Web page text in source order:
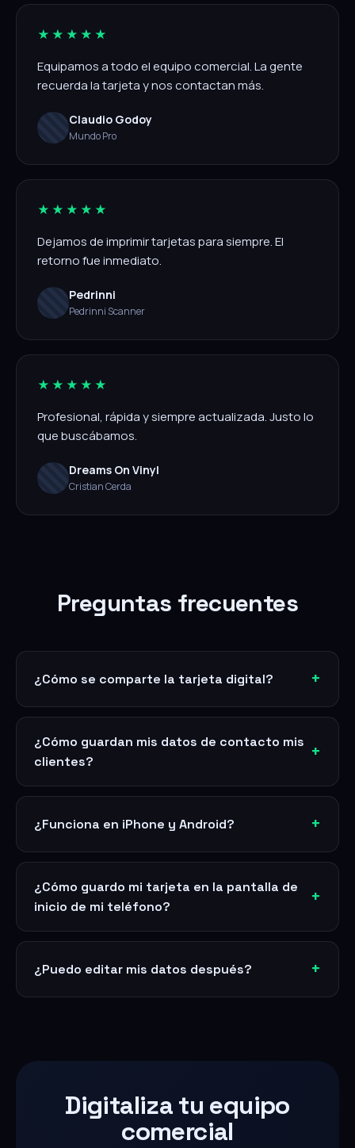
★★★★★
Equipamos a todo el equipo comercial. La gente
recuerda la tarjeta y nos contactan más.
Claudio Godoy
Mundo Pro
★★★★★
Dejamos de imprimir tarjetas para siempre. El
retorno fue inmediato.
Pedrinni
Pedrinni Scanner
★★★★★
Profesional, rápida y siempre actualizada. Justo lo
que buscábamos.
Dreams On Vinyl
Cristian Cerda
Preguntas frecuentes
¿Cómo se comparte la tarjeta digital?
¿Cómo guardan mis datos de contacto mis
clientes?
¿Funciona en iPhone y Android?
¿Cómo guardo mi tarjeta en la pantalla de
inicio de mi teléfono?
¿Puedo editar mis datos después?
Digitaliza tu equipo
comercial